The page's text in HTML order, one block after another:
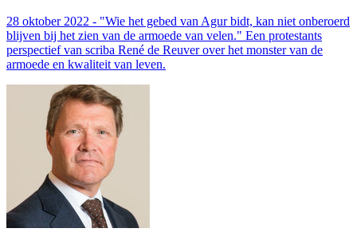
28 oktober 2022 - "Wie het gebed van Agur bidt, kan niet onberoerd
blijven bij het zien van de armoede van velen." Een protestants
perspectief van scriba René de Reuver over het monster van de
armoede en kwaliteit van leven.